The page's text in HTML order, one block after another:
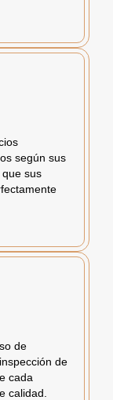
según sus
sus
de
de
cada
calidad.